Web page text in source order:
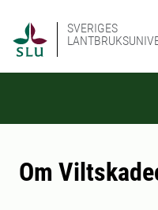
SVERIGES
Om